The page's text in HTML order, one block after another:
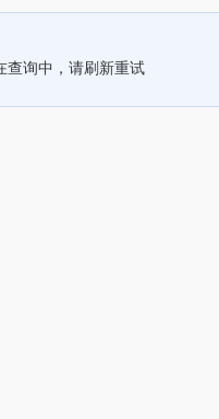
查询中，请刷新重试